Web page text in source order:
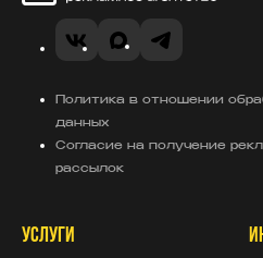
VK MAXTelegram
Политика в отношении
данных
Согласие на получение
рассылок
УСЛУГИ